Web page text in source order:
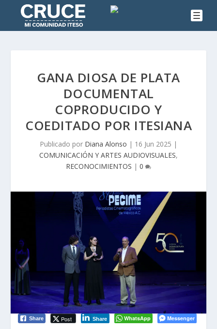
GANA DIOSA DE PLATA
DOCUMENTAL
COPRODUCIDO Y
COEDITADO POR ITESIANA
Publicado por Diana Alonso | 16 Jun 2025 |
COMUNICACIÓN Y ARTES AUDIOVISUALES,
RECONOCIMIENTOS | 0
Share Post Share WhatsApp Messenger